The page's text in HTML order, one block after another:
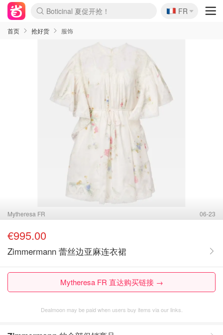
Boticinal 夏促开抢！
4折！lulu周四疯狂上新
还没结束！&OtherStories大促
Joybuy变相75折 随时失效
速领！Stanley独家85折
疑似霸哥！Camper额外叠85折
Zalando 奥莱闪促！每日更新
Moncler反季囤！5折起+叠9折
Coach Brooklyn仅€192
🇫🇷
FR
首页 抢好货 服饰
Mytheresa FR 06-23
€995.00
Zimmermann 蕾丝边亚麻连衣裙
Mytheresa FR 直达购买链接 →
Dealmoon may be paid when users buy items via our links.